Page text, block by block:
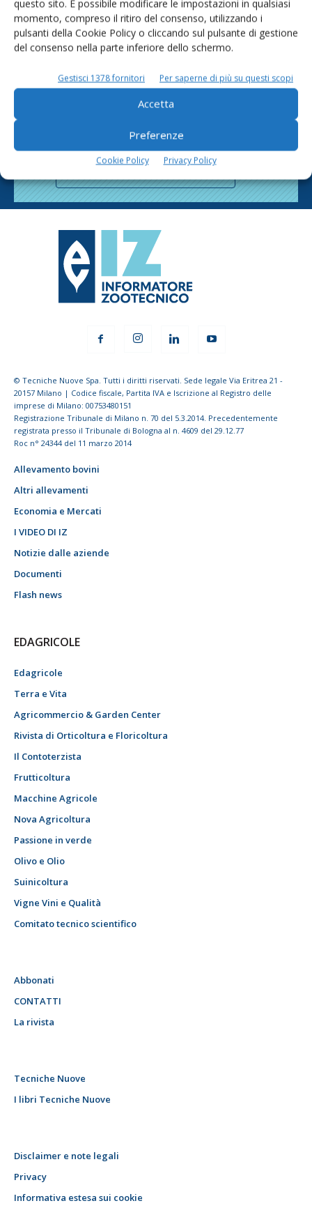
questo sito. È possibile modificare le impostazioni in qualsiasi
momento, compreso il ritiro del consenso, utilizzando i
pulsanti della Cookie Policy o cliccando sul pulsante di gestione
del consenso nella parte inferiore dello schermo.
Gestisci 1378 fornitori Per saperne di più su questi scopi
Accetta
Preferenze
Cookie Policy Privacy Policy
Rimani aggiornato sul mondo
dell’agricoltura
© Tecniche Nuove Spa. Tutti i diritti riservati. Sede legale Via Eritrea 21 -
20157 Milano | Codice fiscale, Partita IVA e Iscrizione al Registro delle
imprese di Milano: 00753480151
Registrazione Tribunale di Milano n. 70 del 5.3.2014. Precedentemente
registrata presso il Tribunale di Bologna al n. 4609 del 29.12.77
Roc n° 24344 del 11 marzo 2014
Allevamento bovini
Altri allevamenti
Economia e Mercati
I VIDEO DI IZ
Notizie dalle aziende
Documenti
Flash news
EDAGRICOLE
Edagricole
Terra e Vita
Agricommercio & Garden Center
Rivista di Orticoltura e Floricoltura
Il Contoterzista
Frutticoltura
Macchine Agricole
Nova Agricoltura
Passione in verde
Olivo e Olio
Suinicoltura
Vigne Vini e Qualità
Comitato tecnico scientifico
Abbonati
CONTATTI
La rivista
Tecniche Nuove
I libri Tecniche Nuove
Disclaimer e note legali
Privacy
Informativa estesa sui cookie